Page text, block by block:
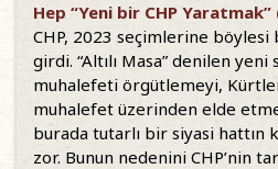
Hep “Yeni bir CHP
CHP, 2023 seçimlerine böylesi
girdi. “Altılı Masa” denilen yeni
muhalefeti örgütlemeyi,
muhalefet üzerinden elde
burada tutarlı bir siyasi hattın
zor. Bunun nedenini CHP’nin